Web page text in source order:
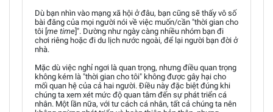
Dù bạn nhìn vào mạng xã hội ở đâu, bạn cũng sẽ thấy vô số
bài đăng của mọi người nói về việc muốn/cần "thời gian cho
tôi [me time]". Dường như ngày càng nhiều nhóm bạn đi
chơi riêng hoặc đi du lịch nước ngoài, để lại người bạn đời ở
nhà.
Mặc dù việc nghỉ ngơi là quan trọng, nhưng điều quan trọng
không kém là "thời gian cho tôi" không được gây hại cho
mối quan hệ của cả hai người. Điều này đặc biệt đúng khi
chúng ta xem xét mức độ quan tâm đến sự phát triển cá
nhân. Một lần nữa, với tư cách cá nhân, tất cả chúng ta nên